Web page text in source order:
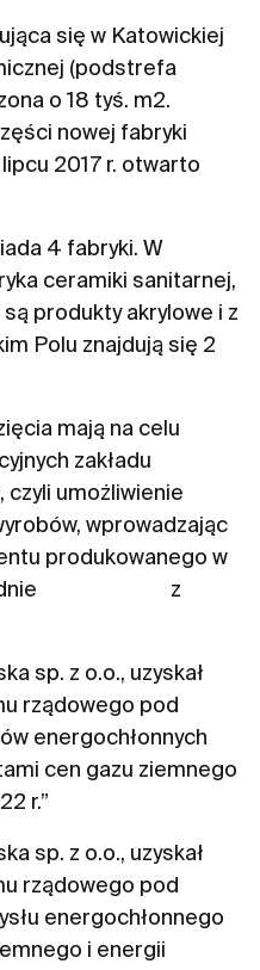
się w Katowickiej
(podstrefa
o 18 tyś. m2.
nowej fabryki
2017 r. otwarto
4 fabryki. W
ceramiki sanitarnej,
produkty akrylowe i z
Polu znajdują się 2
mają na celu
zakładu
umożliwienie
wprowadzając
produkowanego w
zgodnie z
sp. z o.o., uzyskał
rządowego pod
energochłonnych
cen gazu ziemnego
r.”
sp. z o.o., uzyskał
rządowego pod
energochłonnego
i energii